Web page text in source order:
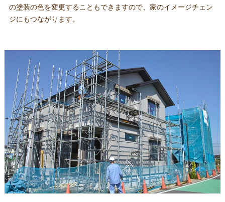
の塗装の色を変更することもできますので、家のイメージチェン
ジにもつながります。